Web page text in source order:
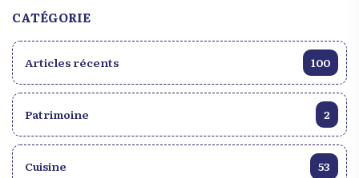
voir la performance de celle que l’on surnomme la
"Reine du Kompa".
CATÉGORIE
Articles récents 100
Patrimoine 2
Cuisine 53